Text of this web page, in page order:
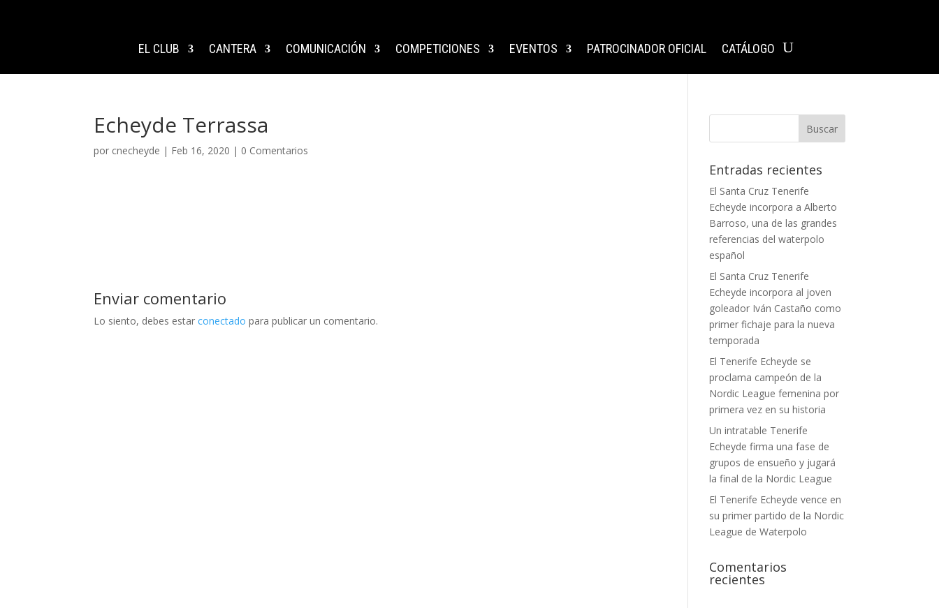
EL CLUB CANTERA COMUNICACIÓN COMPETICIONES EVENTOS PATROCINADOR OFICIAL CATÁLOGO
Echeyde Terrassa
por cnecheyde | Feb 16, 2020 | 0 Comentarios
Enviar comentario
Lo siento, debes estarconectado para publicar un comentario.
Entradas recientes
El Santa Cruz Tenerife
Echeyde incorpora a Alberto
Barroso, una de las grandes
referencias del waterpolo
español
El Santa Cruz Tenerife
Echeyde incorpora al joven
goleador Iván Castaño como
primer fichaje para la nueva
temporada
El Tenerife Echeyde se
proclama campeón de la
Nordic League femenina por
primera vez en su historia
Un intratable Tenerife
Echeyde firma una fase de
grupos de ensueño y jugará
la final de la Nordic League
El Tenerife Echeyde vence en
su primer partido de la Nordic
League de Waterpolo
Comentarios
recientes